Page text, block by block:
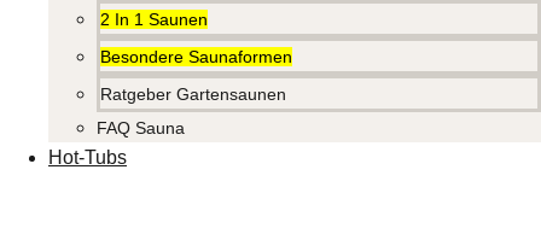
2 In 1 Saunen
Besondere Saunaformen
Ratgeber Gartensaunen
FAQ Sauna
Hot-Tubs